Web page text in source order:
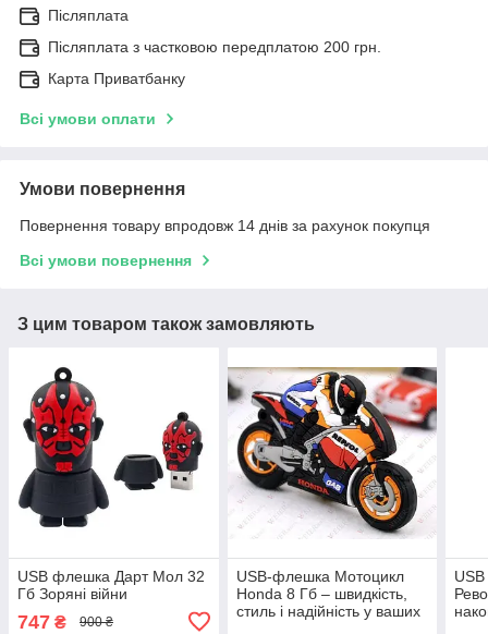
Післяплата
Післяплата з частковою передплатою 200 грн.
Карта Приватбанку
Всі умови оплати
Умови повернення
Повернення товару впродовж 14 днів за рахунок покупця
Всі умови повернення
З цим товаром також замовляють
USB флешка Дарт Мол 32
Гб Зоряні війни
747 ₴ 900 ₴
USB-флешка Мотоцикл
Honda 8 Гб – швидкість,
стиль і надійність у ваших